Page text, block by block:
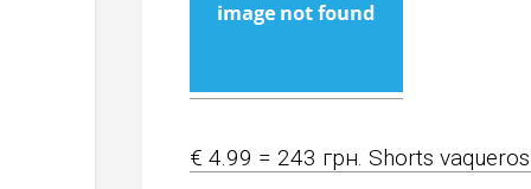
€ 4.99 = 243 грн. Shorts